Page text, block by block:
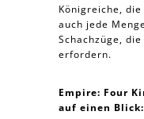
Königreiche,
auch jede
Schachzüge,
erfordern.
Empire: Four
auf einen Blick: